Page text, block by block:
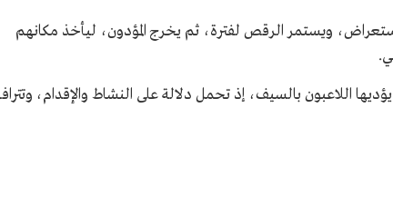
ويستمر الرقص لفترة، ثم يخرج المؤدون، ليأخذ مكانهم
اللاعبون بالسيف، إذ تحمل دلالة على النشاط والإقدام،